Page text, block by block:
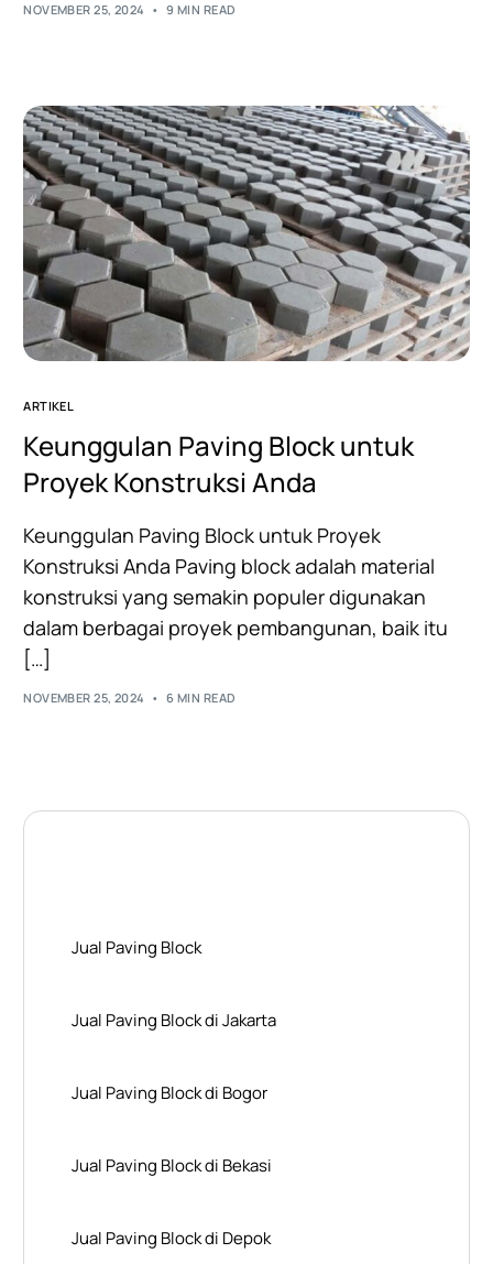
NOVEMBER 25, 2024 9 MIN READ
ARTIKEL
Keunggulan Paving Block untuk
Proyek Konstruksi Anda
Keunggulan Paving Block untuk Proyek
Konstruksi Anda Paving block adalah material
konstruksi yang semakin populer digunakan
dalam berbagai proyek pembangunan, baik itu
[…]
NOVEMBER 25, 2024 6 MIN READ
Jual Paving Block
Jual Paving Block di Jakarta
Jual Paving Block di Bogor
Jual Paving Block di Bekasi
Jual Paving Block di Depok